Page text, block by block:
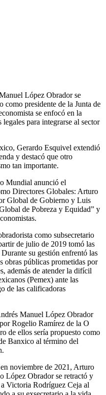
López Obrador se
como presidente de la Junta de
se enfocó en la
para integrarse al sector
Gerardo Esquivel extendió
y destacó que otro
tan importante.
Mundial anunció el
Directores Globales: Arturo
Global de Gobierno y Luis
de Pobreza y Equidad” y
como subsecretario
de julio de 2019 tomó las
su gestión enfrentó las
obras públicas prometidas por
además de atender la difícil
(Pemex) ante las
de las calificadoras
Manuel López Obrador
Rogelio Ramírez de la O
de ellos sería propuesto como
Banxico al término del
noviembre de 2021, Arturo
López Obrador se retractó y
Victoria Rodríguez Ceja al